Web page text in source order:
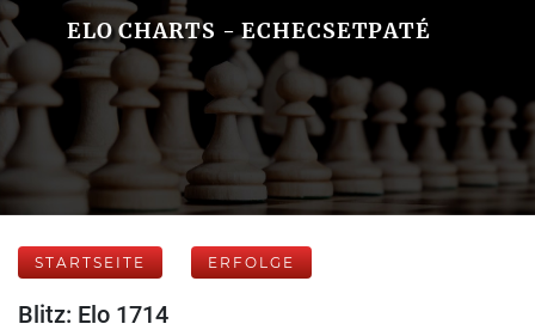
ELO CHARTS - ECHECSETPATÉ
STARTSEITE ERFOLGE
Blitz: Elo 1714